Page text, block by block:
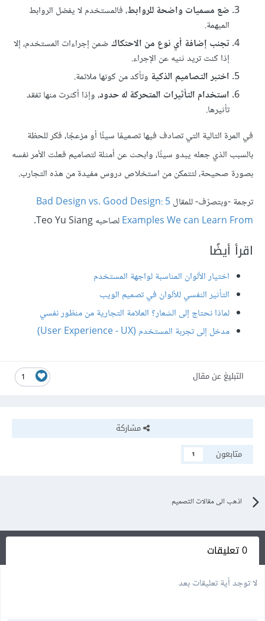
ضع مسميات واضحة للروابط، فالمستخدم لا يفضل الروابط
المبهمة.
تجنب إضافة أي نوع من الاحتكاكضمن إجراءات المستخدم، إلا
إذا كنت تريد ثنيه عن الإجراء.
اختبر التصاميم الذكية وتأكد من كونها ملائمة.
استخدام التأثيرات المتحركة له حدود، وإذا أكثرت منها تفقد
تأثيرها.
في المرة التالية التي تصادف فيها تصميمًا سيئًا أو مزعجًا، فكر للحظة
بالسبب الذي جعله يبدو سيئًا، وابحث عن أمثلة لتصاميم فعلت الأمر نفسه
بصورة صحيحة، لتتمكن من استخلاص دروس مفيدة من هذه التجارب.
ترجمة -وبتصرّف- للمقالBad Design vs. Good Design: 5
Examples We can Learn Fromلصاحبه Teo Yu Siang.
اقرأ أيضًا
اختيار الألوان المناسبة لواجهة المستخدم
التأثير النفسي للألوان في تصميم الويب
لماذا نحتاج إلى الشعار؟ العلامة التجارية من منظور نفسي
مدخل إلى تجربة المستخدم (User Experience - UX)
1 التبليغ عن مقال
مشاركة
متابعون
1
اذهب الى مقالات التصميم
0 تعليقات
لا توجد أية تعليقات بعد